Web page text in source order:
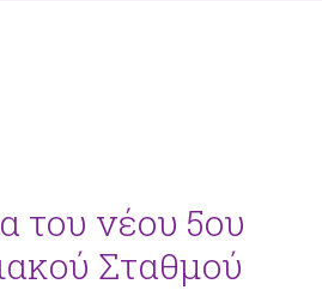
του νέου 5ου
Σταθμού